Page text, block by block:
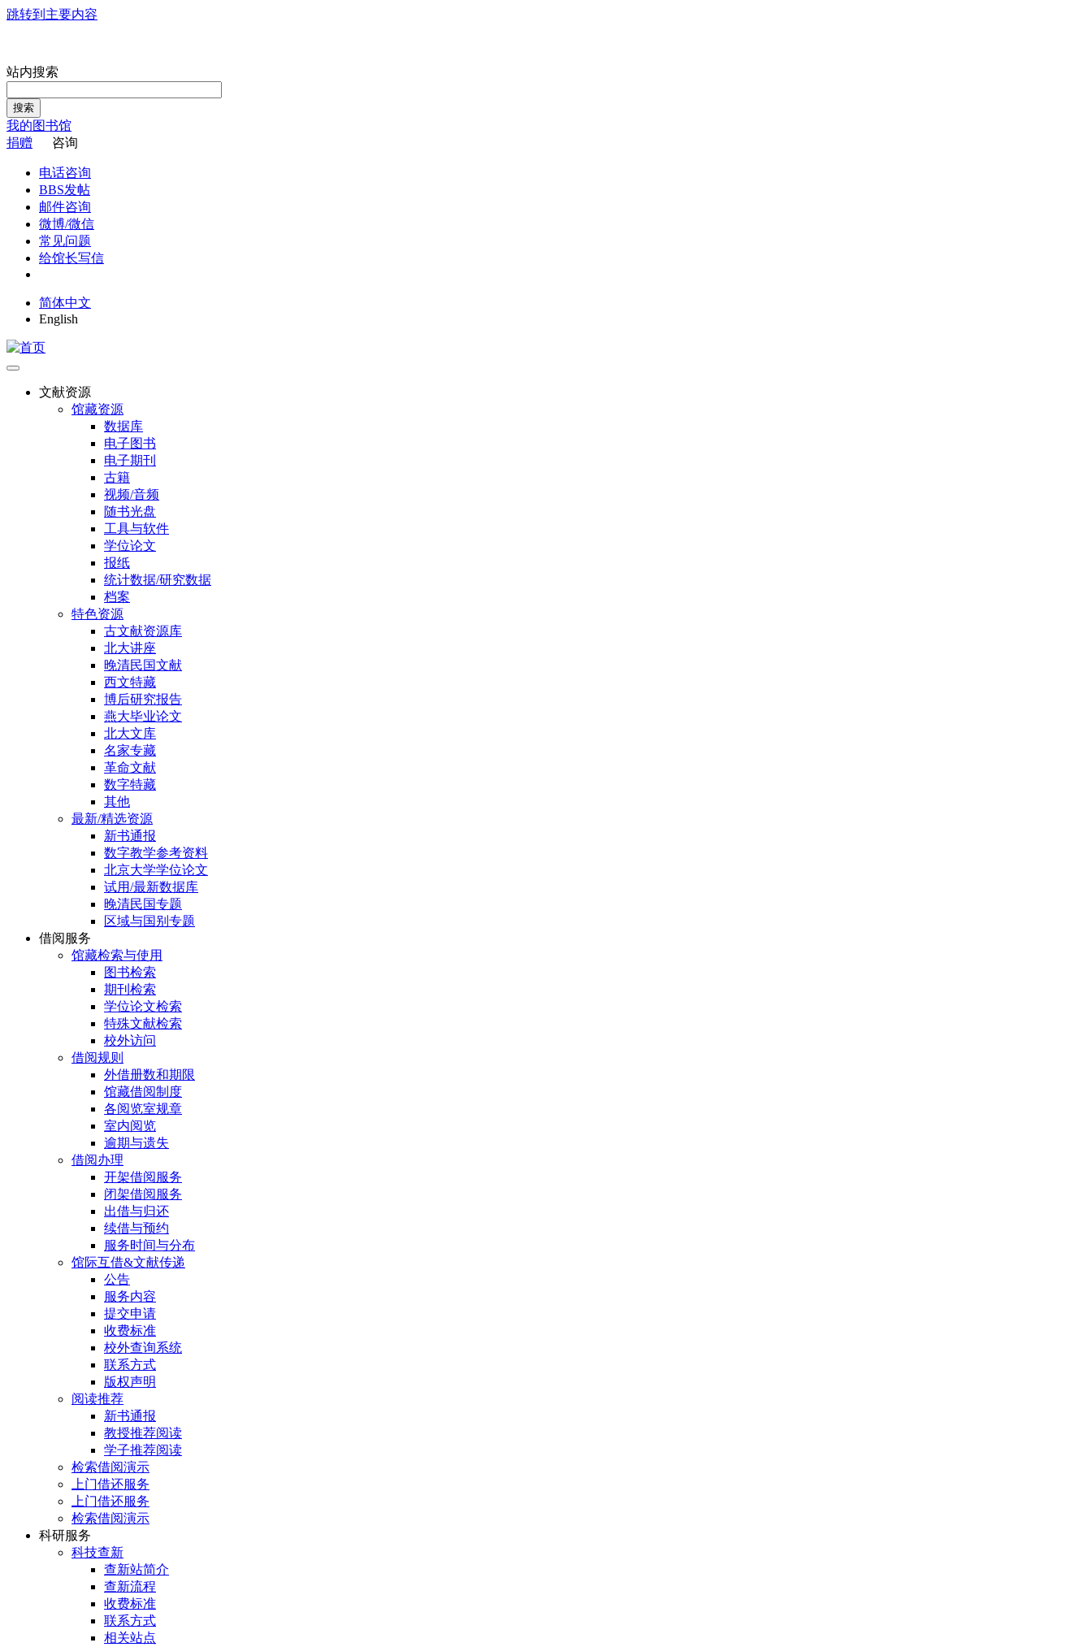
跳转到主要内容
站内搜索
搜索
我的图书馆
捐赠
咨询
电话咨询
BBS发帖
邮件咨询
微博/微信
常见问题
给馆长写信
简体中文
English
文献资源
馆藏资源
数据库
电子图书
电子期刊
古籍
视频/音频
随书光盘
工具与软件
学位论文
报纸
统计数据/研究数据
档案
特色资源
古文献资源库
北大讲座
晚清民国文献
西文特藏
博后研究报告
燕大毕业论文
北大文库
名家专藏
革命文献
数字特藏
其他
最新/精选资源
新书通报
数字教学参考资料
北京大学学位论文
试用/最新数据库
晚清民国专题
区域与国别专题
借阅服务
馆藏检索与使用
图书检索
期刊检索
学位论文检索
特殊文献检索
校外访问
借阅规则
外借册数和期限
馆藏借阅制度
各阅览室规章
室内阅览
逾期与遗失
借阅办理
开架借阅服务
闭架借阅服务
出借与归还
续借与预约
服务时间与分布
馆际互借&文献传递
公告
服务内容
提交申请
收费标准
校外查询系统
联系方式
版权声明
阅读推荐
新书通报
教授推荐阅读
学子推荐阅读
检索借阅演示
上门借还服务
上门借还服务
检索借阅演示
科研服务
科技查新
查新站简介
查新流程
收费标准
联系方式
相关站点